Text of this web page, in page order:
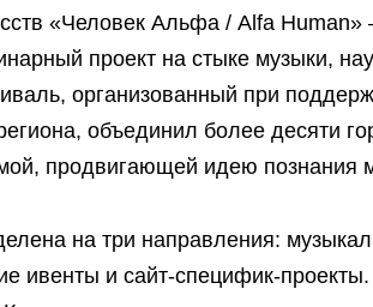
«Человек Альфа / Alfa
проект на стыке музыки,
организованный при
объединил более десяти
продвигающей идею познания
на три направления:
ивенты и сайт-специфик-